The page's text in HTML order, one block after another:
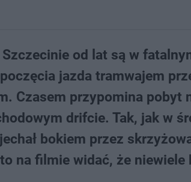
od lat są w
jazda tramwajem
Czasem przypomina pobyt
drifcie. Tak, jak w
bokiem przez
na filmie widać, że niewiele